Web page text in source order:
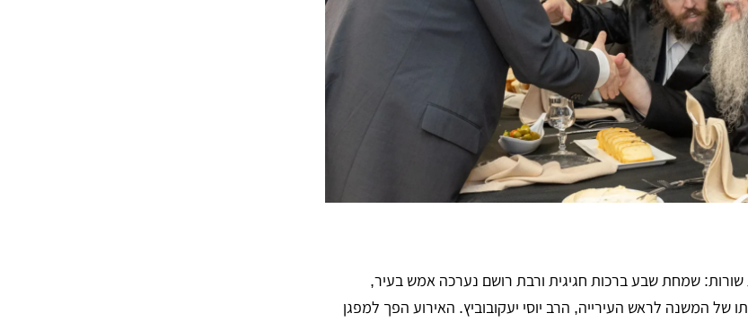
שמחת שבע ברכות חגיגית ורבת רושם נערכה אמש בעיר,
של המשנה לראש העירייה, הרב יוסי יעקובוביץ. האירוע הפך למפגן